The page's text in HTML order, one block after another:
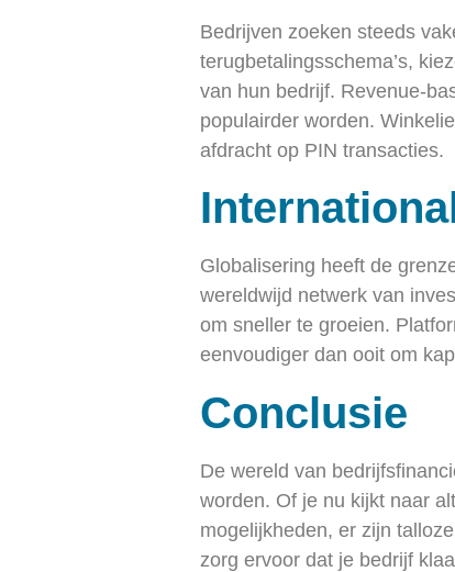
Bedrijven zoeken steeds
terugbetalingsschema’s,
van hun bedrijf. Revenue-
populairder worden.
afdracht op PIN transacties.
Globalisering heeft de
wereldwijd netwerk van
om sneller te groeien.
eenvoudiger dan ooit om
Conclusie
De wereld van
worden. Of je nu kijkt naar
mogelijkheden, er zijn
zorg ervoor dat je bedrijf